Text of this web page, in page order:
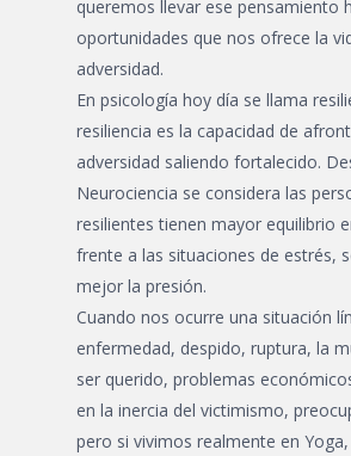
queremos llevar ese pensamiento
oportunidades que nos ofrece la
adversidad.
En psicología hoy día se llama
resiliencia es la capacidad de
adversidad saliendo fortalecido.
Neurociencia se considera las
resilientes tienen mayor equilibrio
frente a las situaciones de estrés,
mejor la presión.
Cuando nos ocurre una situación
enfermedad, despido, ruptura, la
ser querido, problemas
en la inercia del victimismo,
pero si vivimos realmente en